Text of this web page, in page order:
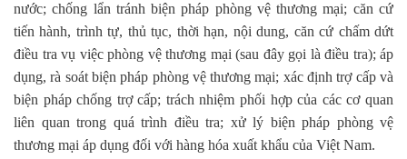
nước; chống lẩn tránh biện pháp phòng vệ thương mại; căn cứ
tiến hành, trình tự, thủ tục, thời hạn, nội dung, căn cứ chấm dứt
điều tra vụ việc phòng vệ thương mại (sau đây gọi là điều tra); áp
dụng, rà soát biện pháp phòng vệ thương mại; xác định trợ cấp và
biện pháp chống trợ cấp; trách nhiệm phối hợp của các cơ quan
liên quan trong quá trình điều tra; xử lý biện pháp phòng vệ
thương mại áp dụng đối với hàng hóa xuất khẩu của Việt Nam.